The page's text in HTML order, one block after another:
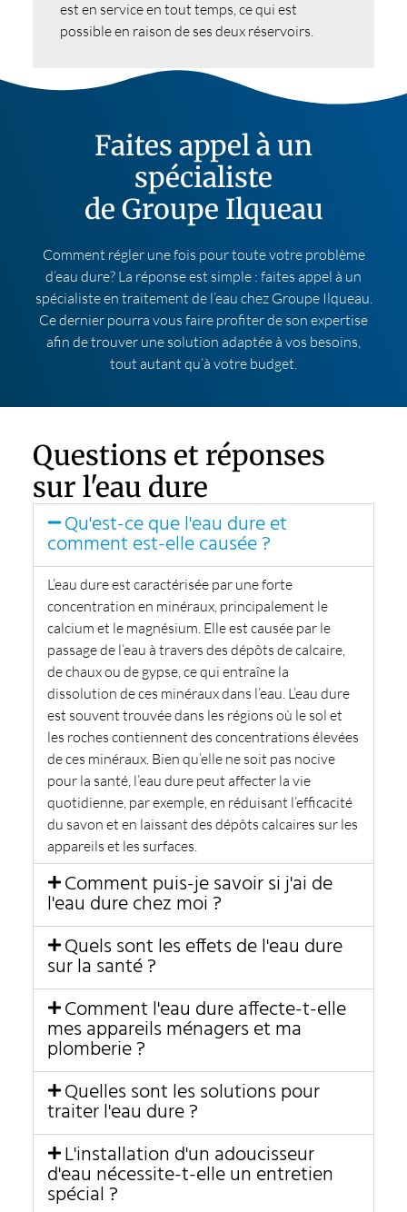
est en service en tout temps, ce qui est
possible en raison de ses deux réservoirs.
Faites appel à un
spécialiste
de Groupe Ilqueau
Comment régler une fois pour toute votre problème
d’eau dure? La réponse est simple : faites appel à un
spécialiste en traitement de l’eau chez Groupe Ilqueau.
Ce dernier pourra vous faire profiter de son expertise
afin de trouver une solution adaptée à vos besoins,
tout autant qu’à votre budget.
Questions et réponses
sur l'eau dure
Qu'est-ce que l'eau dure et
comment est-elle causée ?
L’eau dure est caractérisée par une forte
concentration en minéraux, principalement le
calcium et le magnésium. Elle est causée par le
passage de l’eau à travers des dépôts de calcaire,
de chaux ou de gypse, ce qui entraîne la
dissolution de ces minéraux dans l’eau. L’eau dure
est souvent trouvée dans les régions où le sol et
les roches contiennent des concentrations élevées
de ces minéraux. Bien qu’elle ne soit pas nocive
pour la santé, l’eau dure peut affecter la vie
quotidienne, par exemple, en réduisant l’efficacité
du savon et en laissant des dépôts calcaires sur les
appareils et les surfaces.
Comment puis-je savoir si j'ai de
l'eau dure chez moi ?
Quels sont les effets de l'eau dure
sur la santé ?
Comment l'eau dure affecte-t-elle
mes appareils ménagers et ma
plomberie ?
Quelles sont les solutions pour
traiter l'eau dure ?
L'installation d'un adoucisseur
d'eau nécessite-t-elle un entretien
spécial ?